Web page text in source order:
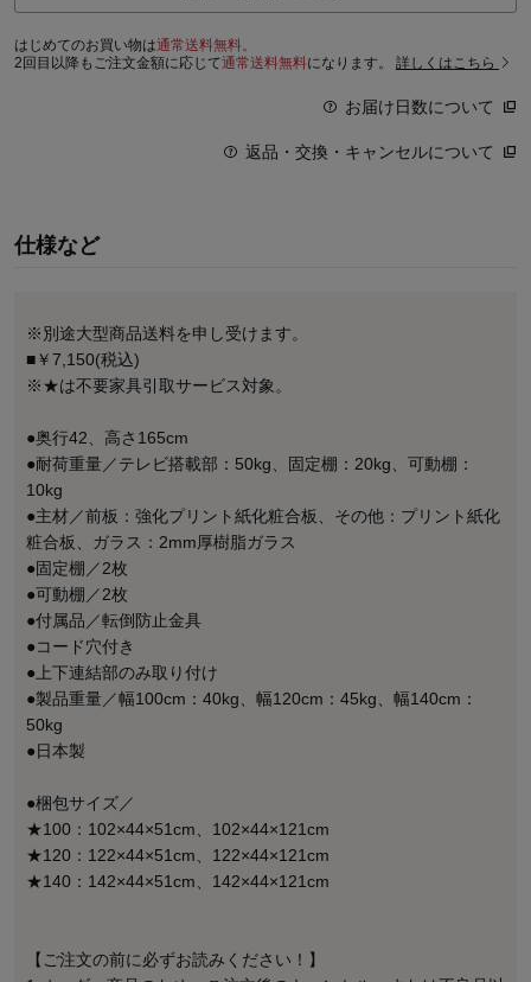
はじめてのお買い物は通常送料無料。
2回目以降もご注文金額に応じて通常送料無料になります。 詳しくはこちら
お届け日数について
返品・交換・キャンセルについて
仕様など
※別途大型商品送料を申し受けます。
■￥7,150(税込)
※★は不要家具引取サービス対象。
●奥行42、高さ165cm
●耐荷重量／テレビ搭載部：50kg、固定棚：20kg、可動棚：
10kg
●主材／前板：強化プリント紙化粧合板、その他：プリント紙化
粧合板、ガラス：2mm厚樹脂ガラス
●固定棚／2枚
●可動棚／2枚
●付属品／転倒防止金具
●コード穴付き
●上下連結部のみ取り付け
●製品重量／幅100cm：40kg、幅120cm：45kg、幅140cm：
50kg
●日本製
●梱包サイズ／
★100：102×44×51cm、102×44×121cm
★120：122×44×51cm、122×44×121cm
★140：142×44×51cm、142×44×121cm
【ご注文の前に必ずお読みください！】